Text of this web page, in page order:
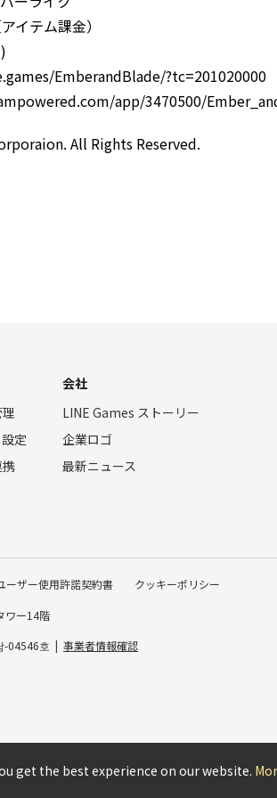
イテム課金）
EmberandBlade/?tc=201020000
app/3470500/
All Rights Reserved.
定
会社
LINE Games ストーリー
企業ロゴ
最新ニュース
ーザー使用許諾契約書 クッキーポリシー
ワー14階
-04546호 事業者情報確認
get the best experience on our website.